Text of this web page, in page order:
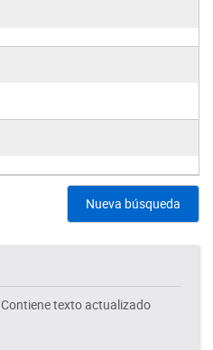
Nueva búsqueda
Contiene texto actualizado